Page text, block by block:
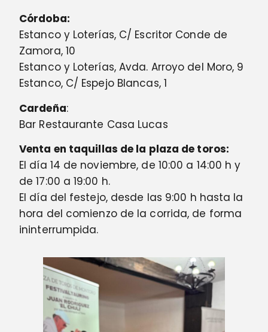
Córdoba:
Estanco y Loterías, C/ Escritor Conde de
Zamora, 10
Estanco y Loterías, Avda. Arroyo del Moro, 9
Estanco, C/ Espejo Blancas, 1
Cardeña:
Bar Restaurante Casa Lucas
Venta en taquillas de la plaza de toros:
El día 14 de noviembre, de 10:00 a 14:00 h y
de 17:00 a 19:00 h.
El día del festejo, desde las 9:00 h hasta la
hora del comienzo de la corrida, de forma
ininterrumpida.